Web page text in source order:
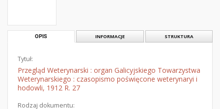
OPIS INFORMACJE STRUKTURA
Tytuł:
Przegląd Weterynarski : organ Galicyjskiego Towarzystwa
Weterynarskiego : czasopismo poświęcone weterynaryi i
hodowli, 1912 R. 27
Rodzaj dokumentu: